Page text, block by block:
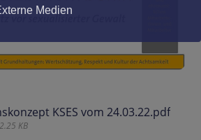
KSES vom 24.03.22.pdf
KB